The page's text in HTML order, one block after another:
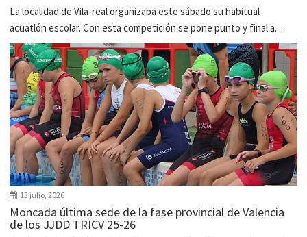
La localidad de Vila-real organizaba este sábado su habitual
acuatlón escolar. Con esta competición se pone punto y final a...
13 julio, 2026
Moncada última sede de la fase provincial de Valencia
de los JJDD TRICV 25-26